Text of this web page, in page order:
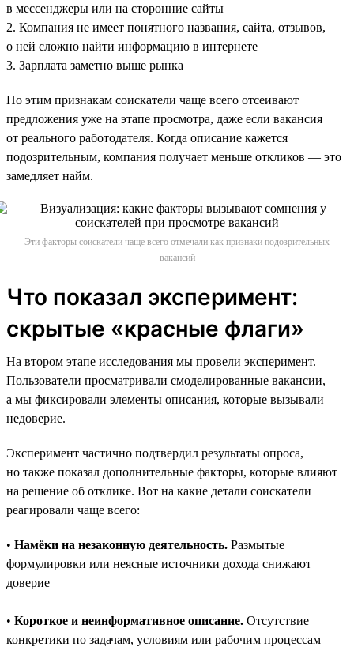
в мессенджеры или на сторонние сайты
2. Компания не имеет понятного названия, сайта, отзывов,
о ней сложно найти информацию в интернете
3. Зарплата заметно выше рынка
По этим признакам соискатели чаще всего отсеивают
предложения уже на этапе просмотра, даже если вакансия
от реального работодателя. Когда описание кажется
подозрительным, компания получает меньше откликов — это
замедляет найм.
Эти факторы соискатели чаще всего отмечали как признаки подозрительных
вакансий
Что показал эксперимент:
скрытые «красные флаги»
На втором этапе исследования мы провели эксперимент.
Пользователи просматривали смоделированные вакансии,
а мы фиксировали элементы описания, которые вызывали
недоверие.
Эксперимент частично подтвердил результаты опроса,
но также показал дополнительные факторы, которые влияют
на решение об отклике. Вот на какие детали соискатели
реагировали чаще всего:
• Намёки на незаконную деятельность. Размытые
формулировки или неясные источники дохода снижают
доверие
• Короткое и неинформативное описание. Отсутствие
конкретики по задачам, условиям или рабочим процессам